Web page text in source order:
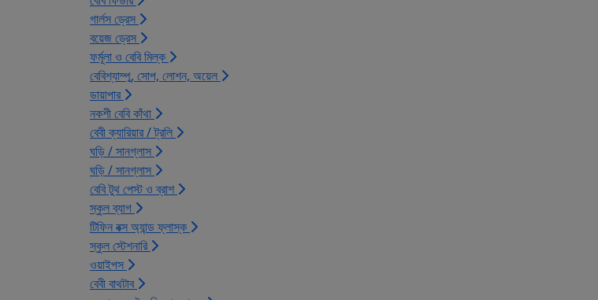
গার্লস ড্রেস
বয়েজ ড্রেস
ফর্মূলা ও বেবি মিল্ক
বেবিশ্যাম্পু, সোপ, লোশন, অয়েল
ডায়াপার
নকশী বেবি কাঁথা
বেবী ক্যারিয়ার / ট্রলি
ঘড়ি / সানগ্লাস
ঘড়ি / সানগ্লাস
বেবি টুথ পেস্ট ও ব্রাশ
স্কুল ব্যাগ
টিফিন বক্স অ্যান্ড ফ্লাস্ক
স্কুল স্টেশনারি
ওয়াইপস
বেবী বাথটাব